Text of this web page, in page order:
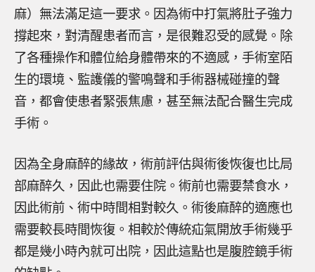
麻）無法滿足這一要求。因為術中打氣將肚子強力
撐起來，對清醒患者而言，是很難忍受的感覺。除
了各種操作和體位給身體帶來的不適感，手術室陌
生的環境、監護儀的警鳴聲和手術器械碰撞的聲
音，都會使患者緊張焦慮，甚至無法配合醫生完成
手術。
因為全身麻醉的緣故，術前評估與術後恢復也比局
部麻醉久，因此也需要住院。術前也需要禁食水，
因此術前、術中時間相對較久。術後麻醉的適應也
需要較長時間恢復。相較於傳統疝氣開放手術幾乎
都是幾小時內就可出院，因此這點也是腹腔鏡手術